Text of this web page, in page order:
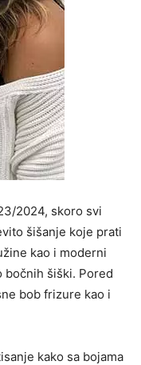
2024, skoro svi
šišanje koje prati
kao i moderni
bočnih šiški. Pored
bob frizure kao i
kako sa bojama